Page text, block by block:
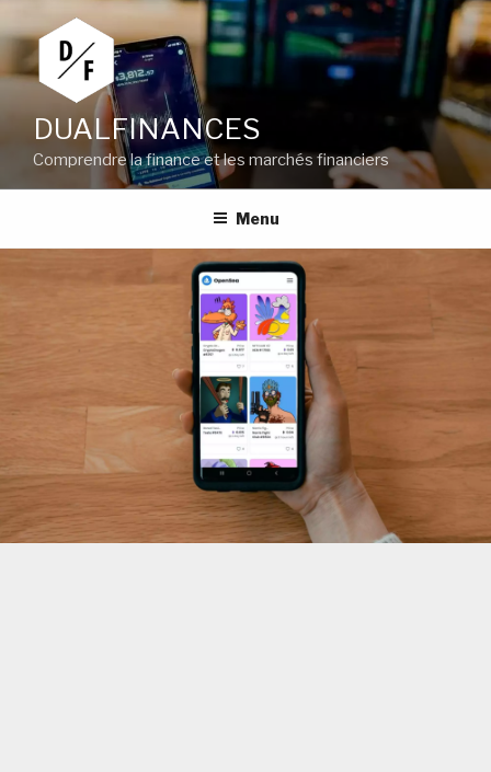
au
contenu
principal
DUALFINANCES
Comprendre la finance et les marchés financiers
Menu